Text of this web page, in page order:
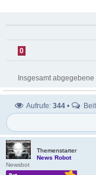
0
Insgesamt abgegebene
Aufrufe: 344 •
Themenstarter
News Robot
Newsbot